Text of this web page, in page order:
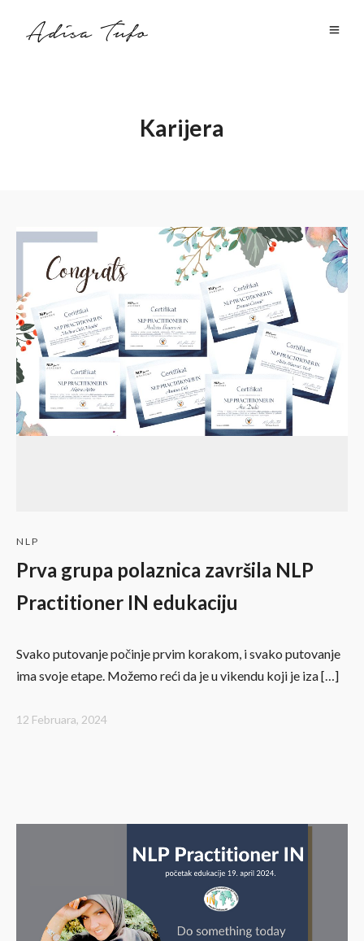
Karijera
NLP
Prva grupa polaznica završila NLP
Practitioner IN edukaciju
Svako putovanje počinje prvim korakom, i svako putovanje
ima svoje etape. Možemo reći da je u vikendu koji je iza […]
12 Februara, 2024